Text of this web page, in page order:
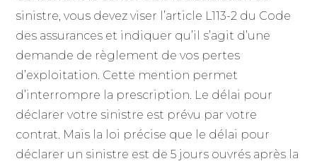
sinistre, vous devez viser l’article L113-2 du Code
des assurances et indiquer qu’il s’agit d’une
demande de règlement de vos pertes
d’exploitation. Cette mention permet
d’interrompre la prescription. Le délai pour
déclarer votre sinistre est prévu par votre
contrat. Mais la loi précise que le délai pour
déclarer un sinistre est de 5 jours ouvrés après la